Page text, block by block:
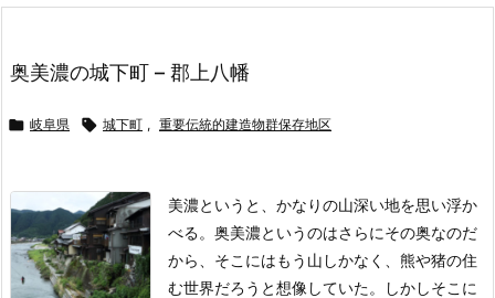
奥美濃の城下町 – 郡上八幡
 岐阜県  城下町 , 重要伝統的建造物群保存地区
美濃というと、かなりの山深い地を思い浮か
べる。奥美濃というのはさらにその奥なのだ
から、そこにはもう山しかなく、熊や猪の住
む世界だろうと想像していた。しかしそこに